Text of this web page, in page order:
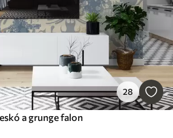
28
a grunge falon